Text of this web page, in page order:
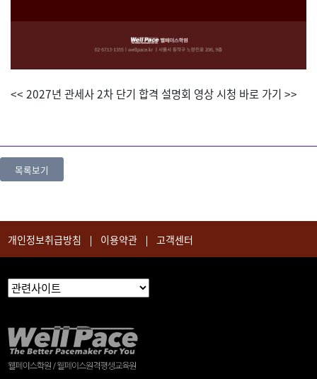
<< 2027년 관세사 2차 단기 합격 설명회 영상 시청 바로 가기 >>
목록보기
개인정보취급방침 이용약관 고객센터